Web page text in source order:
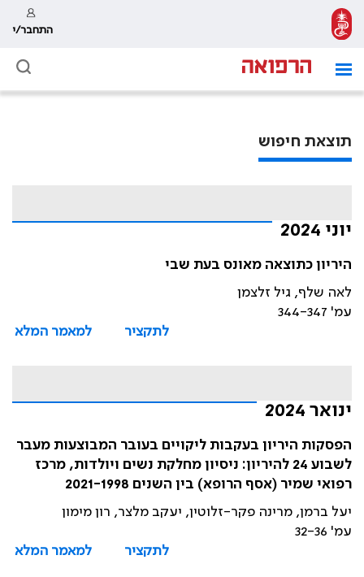
התחבר/י
תוצאת חיפוש
יוני 2024
היריון כתוצאה מאונס בעת שבי
לאה שלף, גיל זלצמן
עמ' 344-347
לתקציר
למאמר המלא
ינואר 2024
הפסקות היריון בעקבות ליקויים בעובר המבוצעות מעבר
לשבוע 24 להיריון: ניסיון מחלקת נשים ויולדות, מרכז
רפואי שמיר (אסף הרופא) בין השנים 2021-1998
יעל ברמן, מרינה פקר-זלוטין, יעקב מלצר, רון מימון
עמ' 32-36
לתקציר
למאמר המלא